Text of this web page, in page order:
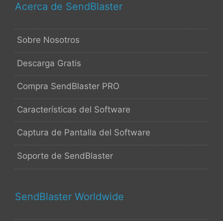
Acerca de SendBlaster
Sobre Nosotros
Descarga Gratis
Compra SendBlaster PRO
Características del Software
Captura de Pantalla del Software
Soporte de SendBlaster
SendBlaster Worldwide